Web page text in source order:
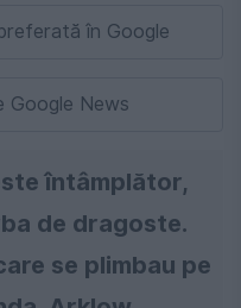
în Google
Google News
întâmplător,
de dragoste.
se plimbau pe